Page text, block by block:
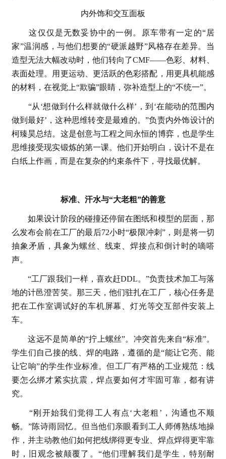
内外饰和交互面板
这仅仅是无数妥协中的一例。原车带有一定的“居
家”温润感，与他们想要的“硬派越野”风格存在差异。当
造型无法大幅改动时，他们转向了CMF——色彩、材料、
表面处理。用更运动、更活跃的色彩搭配，用更具机能感
的材料，在视觉上“欺骗”眼睛，弥补造型上的“不统一”。
“从‘想做到什么样就做什么样’，到‘在能动的范围内
做到最好’，这种思维转变是最难的。”负责内外饰设计的
柯臻昊总结。这是创意与工程之间永恒的博弈，也是学生
思维接受现实锻炼的第一课。他们开始明白，设计不是在
白纸上作画，而是在复杂的约束条件下，寻找最优解。
标准、汗水与“大老粗”的善意
如果设计阶段的碰撞还停留在图纸和模型的层面，那
么发布会前在工厂的最后72小时“极限冲刺”，则是将一切
抽象矛盾，具象为螺丝、线束、焊接点和倒计时的嘀嗒
声。
“工厂跟我们一样，喜欢赶DDL。”负责技术加工与落
地的计邑澄苦笑。那三天，他们驻扎在工厂，核心任务是
把在工作室调试好的车机屏幕、灯光等交互部件安装上
车。
这远不是简单的“拧上螺丝”。冲突首先来自“标准”。
学生们自己接的线、焊的电路，遵循的是“能让它亮、能
让它响”的学生作业标准。但工厂有严格的工业规范：线
要怎么绑才紧实抗震，焊点要如何才牢固可靠，都有讲
究。
“刚开始我们觉得工人有点‘大老粗’，沟通也不顺
畅。”陈诗雨回忆。但当他们亲眼看到工人师傅熟练地操
作，并主动教他们如何把线绑得更专业、焊点焊得更牢靠
时，旧观念被颠覆了。“他们理解我们是学生，特别耐